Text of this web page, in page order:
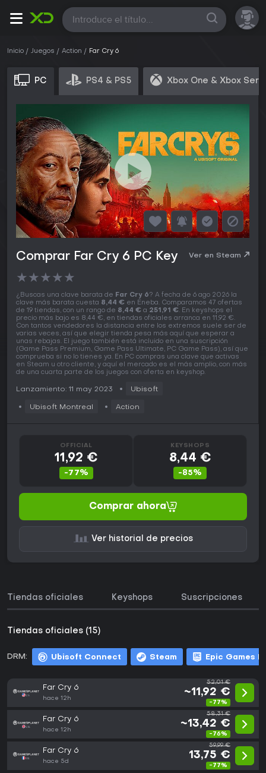
Todas
Inicio Juegos Action Far Cry 6
PC PS4 & PS5 Xbox One & Xbox
Comprar Far Cry 6 PC Key Ver en Steam
★★★★★
¿Buscas una clave barata de Far Cry 6? A fecha de 6 ago 2026 la
clave más barata cuesta 8,44 € en Eneba. Comparamos 47 ofertas
de 19 tiendas, con un rango de 8,44 € a 251,91 €. En keyshops el
precio más bajo es 8,44 €, en tiendas oficiales arranca en 11,92 €.
Con tantos vendedores la distancia entre los extremos suele ser de
varias veces, así que elegir tienda pesa más aquí que esperar a
unas rebajas. El juego también está incluido en una suscripción
(Game Pass Premium, Game Pass Ultimate, PC Game Pass), así que
comprueba si no lo tienes ya. En PC compras una clave que activas
en Steam u otro cliente, y aquí el mercado es el más amplio, con más
de una cuarta parte de los juegos con oferta en keyshop.
Lanzamiento: 11 may 2023 Ubisoft
Ubisoft Montreal Action
OFFICIAL
11,92 €
-77%
KEYSHOPS
8,44 €
-85%
Comprar ahora
Ver historial de precios
Tiendas oficiales Keyshops Suscripciones
Tiendas oficiales (15)
DRM: Ubisoft Connect Steam Epic Games
Far Cry 6
hace 12h
52,01 €
~11,92 €
-77%
Far Cry 6
hace 12h
58,31 €
~13,42 €
-76%
Far Cry 6
hace 5d
59,99 €
13,75 €
-77%